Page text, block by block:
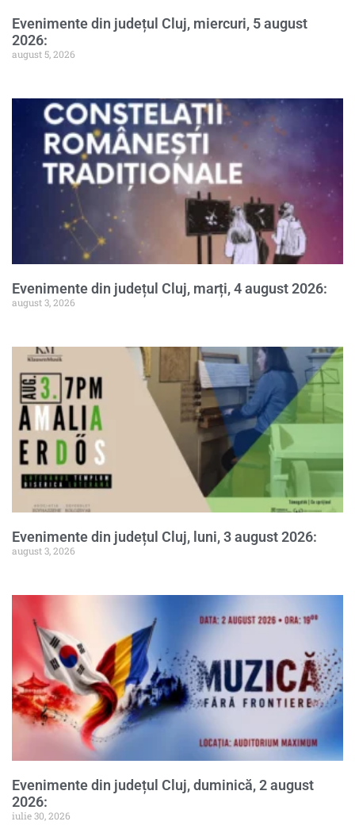
Evenimente din județul Cluj, miercuri, 5 august
2026:
august 5, 2026
Evenimente din județul Cluj, marți, 4 august 2026:
august 3, 2026
Evenimente din județul Cluj, luni, 3 august 2026:
august 3, 2026
Evenimente din județul Cluj, duminică, 2 august
2026:
iulie 30, 2026